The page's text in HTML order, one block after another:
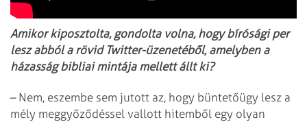
Amikor kiposztolta, gondolta volna, hogy bírósági per
lesz abból a rövid Twitter-üzenetéből, amelyben a
házasság bibliai mintája mellett állt ki?
– Nem, eszembe sem jutott az, hogy büntetőügy lesz a
mély meggyőződéssel vallott hitemből egy olyan